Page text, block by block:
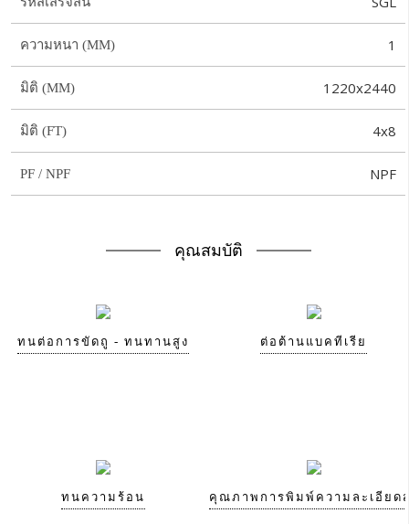
ความหนา (MM) 1
มิติ (MM) 1220x2440
มิติ (FT) 4x8
PF / NPF NPF
คุณสมบัติ
ทนต่อการขัดถู - ทนทานสูง ต่อต้านแบคทีเรีย
ทนความร้อน คุณภาพการพิมพ์ความละเอียด